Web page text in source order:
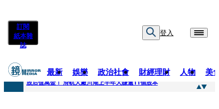
訂閱
紙本雜
誌
登入
最新 娛樂 政治社會 財經理財 人物 美
快訊
股后值萬金！ 滑軌大廠川湖上半年大賺逾11個股本